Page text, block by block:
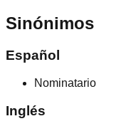
Sinónimos
Español
Nominatario
Inglés